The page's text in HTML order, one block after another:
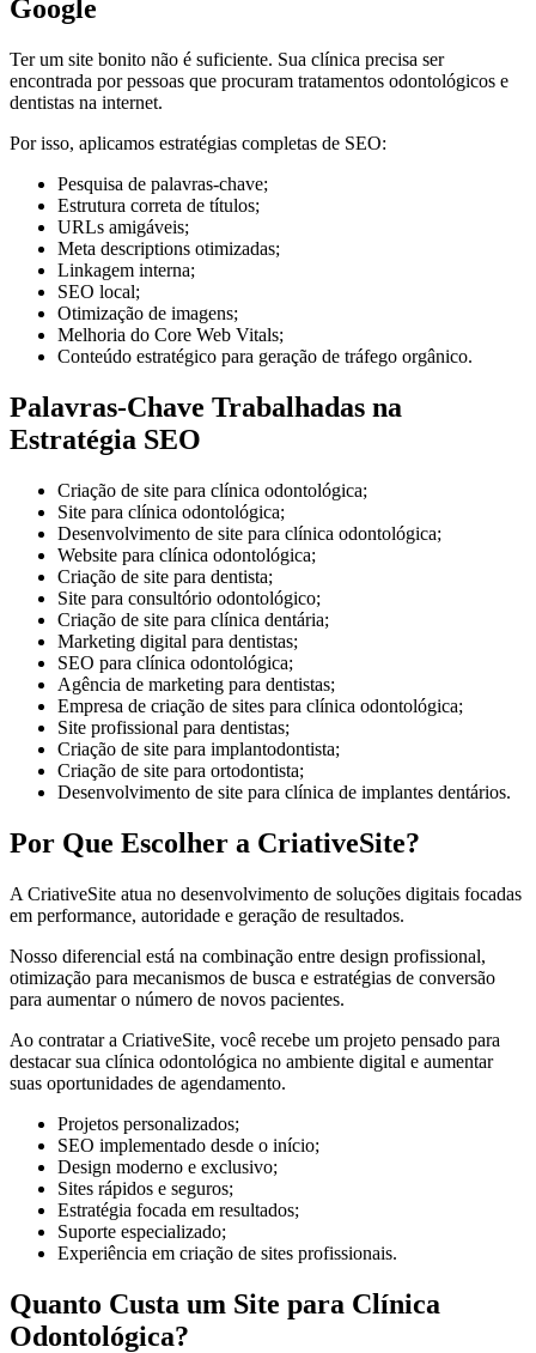
Google
Ter um site bonito não é suficiente. Sua clínica precisa ser
encontrada por pessoas que procuram tratamentos odontológicos e
dentistas na internet.
Por isso, aplicamos estratégias completas de SEO:
Pesquisa de palavras-chave;
Estrutura correta de títulos;
URLs amigáveis;
Meta descriptions otimizadas;
Linkagem interna;
SEO local;
Otimização de imagens;
Melhoria do Core Web Vitals;
Conteúdo estratégico para geração de tráfego orgânico.
Palavras-Chave Trabalhadas na
Estratégia SEO
Criação de site para clínica odontológica;
Site para clínica odontológica;
Desenvolvimento de site para clínica odontológica;
Website para clínica odontológica;
Criação de site para dentista;
Site para consultório odontológico;
Criação de site para clínica dentária;
Marketing digital para dentistas;
SEO para clínica odontológica;
Agência de marketing para dentistas;
Empresa de criação de sites para clínica odontológica;
Site profissional para dentistas;
Criação de site para implantodontista;
Criação de site para ortodontista;
Desenvolvimento de site para clínica de implantes dentários.
Por Que Escolher a CriativeSite?
A CriativeSite atua no desenvolvimento de soluções digitais focadas
em performance, autoridade e geração de resultados.
Nosso diferencial está na combinação entre design profissional,
otimização para mecanismos de busca e estratégias de conversão
para aumentar o número de novos pacientes.
Ao contratar a CriativeSite, você recebe um projeto pensado para
destacar sua clínica odontológica no ambiente digital e aumentar
suas oportunidades de agendamento.
Projetos personalizados;
SEO implementado desde o início;
Design moderno e exclusivo;
Sites rápidos e seguros;
Estratégia focada em resultados;
Suporte especializado;
Experiência em criação de sites profissionais.
Quanto Custa um Site para Clínica
Odontológica?